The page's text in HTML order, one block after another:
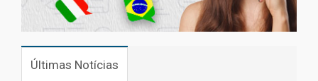
Últimas Notícias